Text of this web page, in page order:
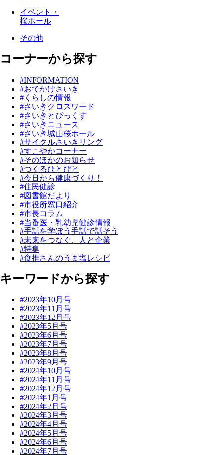
イベント・
桜ホール
その他
コーナーから探す
#INFORMATION
#おでかけさいき
#くらしの情報
#さいきクロスワード
#さいきとぴっくす
#さいきニュース
#さいき城山桜ホール
#サイクルさいきリング
#すこやかコーナー
#そのほかのお知らせ
#つくるひとびと
#今日から健康づくり！
#住民健診
#図書館だより
#市役所窓口紹介
#市長コラム
#当番医・乳幼児健診情報
#手話を学ぼう手話で話そう
#未来をつなぐ、人と企業
#特集
#食推さんのうま塩レシピ
キーワードから探す
#2023年10月号
#2023年11月号
#2023年12月号
#2023年5月号
#2023年6月号
#2023年7月号
#2023年8月号
#2023年9月号
#2024年10月号
#2024年11月号
#2024年12月号
#2024年1月号
#2024年2月号
#2024年3月号
#2024年4月号
#2024年5月号
#2024年6月号
#2024年7月号